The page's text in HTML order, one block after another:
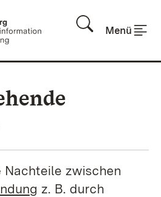
Menü
Nachteile zwischen
z. B. durch